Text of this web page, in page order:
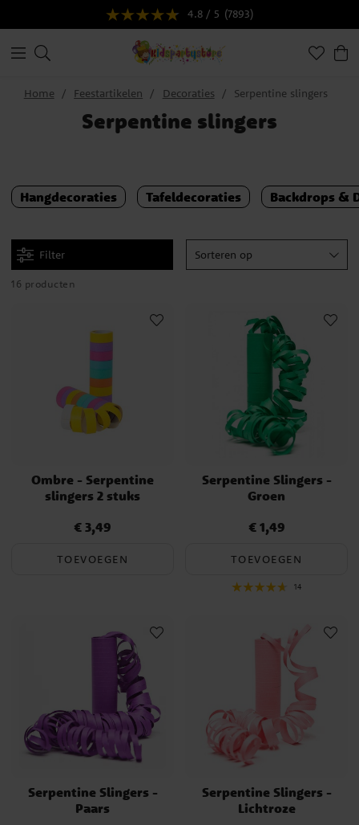
4.8 / 5 (7893)
Home Feestartikelen Decoraties Serpentine slingers
Serpentine slingers
Hangdecoraties Tafeldecoraties Backdrops &
Filter Sorteren op
16 producten
Ombre - Serpentine
slingers 2 stuks
Prijs :€ 3,49
€ 3,49
TOEVOEGEN
Serpentine Slingers -
Groen
Prijs :€ 1,49
€ 1,49
TOEVOEGEN
14
Serpentine Slingers -
Paars
Serpentine Slingers -
Lichtroze